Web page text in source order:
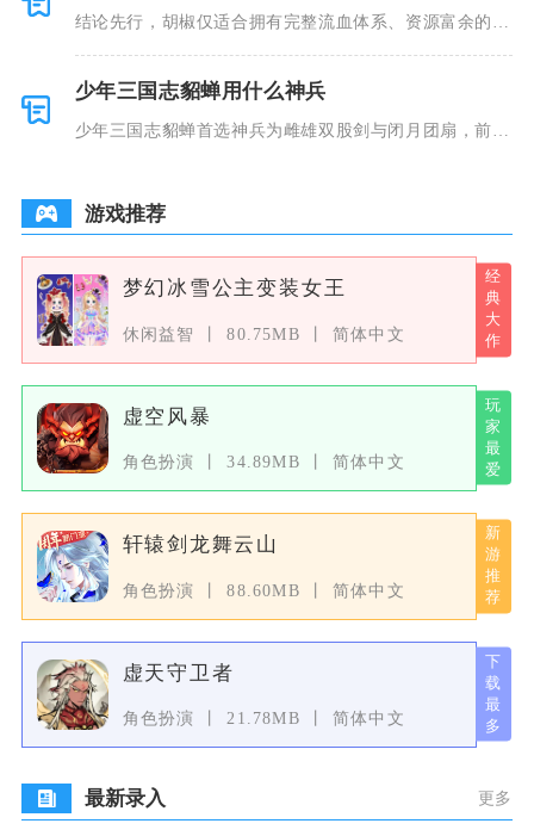
结论先行，胡椒仅适合拥有完整流血体系、资源富余的玩
少年三国志貂蝉用什么神兵
少年三国志貂蝉首选神兵为雌雄双股剑与闭月团扇，前者
游戏推荐
梦幻冰雪公主变装女王
休闲益智 80.75MB 简体中文
虚空风暴
角色扮演 34.89MB 简体中文
轩辕剑龙舞云山
角色扮演 88.60MB 简体中文
虚天守卫者
角色扮演 21.78MB 简体中文
最新录入 更多